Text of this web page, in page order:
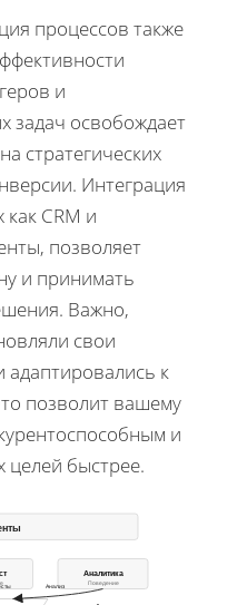
процессов также
и
задач освобождает
стратегических
Интеграция
CRM и
позволяет
и принимать
Важно,
свои
адаптировались к
позволит вашему
и
целей быстрее.
Аналитика
Поведение
Анализ